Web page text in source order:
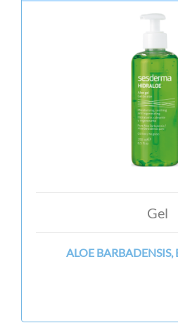
Gel
ALOE BARBADENSIS,